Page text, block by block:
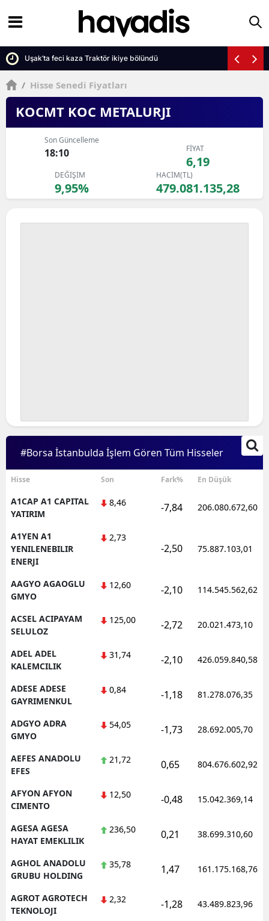
Uşak’ta feci kaza Traktör ikiye bölündü
/ Hisse Senedi Fiyatları
KOCMT KOC METALURJI
Son Güncelleme
18:10 FİYAT
6,19
DEĞİŞİM
9,95%
HACİM(TL)
479.081.135,28
#Borsa İstanbulda İşlem Gören Tüm Hisseler
Hisse Son Fark% En Düşük
A1CAP A1 CAPITAL
YATIRIM
8,46 -7,84 206.080.672,60
A1YEN A1
YENILENEBILIR
ENERJI
2,73
-2,50 75.887.103,01
AAGYO AGAOGLU
GMYO
12,60 -2,10 114.545.562,62
ACSEL ACIPAYAM
SELULOZ
125,00 -2,72 20.021.473,10
ADEL ADEL
KALEMCILIK
31,74 -2,10 426.059.840,58
ADESE ADESE
GAYRIMENKUL
0,84 -1,18 81.278.076,35
ADGYO ADRA
GMYO
54,05 -1,73 28.692.005,70
AEFES ANADOLU
EFES
21,72 0,65 804.676.602,92
AFYON AFYON
CIMENTO
12,50 -0,48 15.042.369,14
AGESA AGESA
HAYAT EMEKLILIK
236,50 0,21 38.699.310,60
AGHOL ANADOLU
GRUBU HOLDING
35,78 1,47 161.175.168,76
AGROT AGROTECH
TEKNOLOJI
2,32 -1,28 43.489.823,96